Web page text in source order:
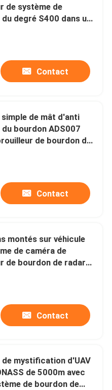
de système de
degré S400 dans une
jusqu'à 1000M de
Contact
de mât d'anti
bourdon ADS007
de bourdon de
Contact
montés sur véhicule
de caméra de
de bourdon de radar
de dispositif de
Contact
de mystification d'UAV
de 5000m avec
de bourdon de